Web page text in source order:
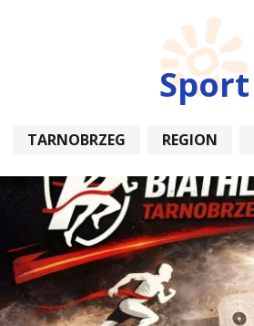
Sport
TARNOBRZEG REGION